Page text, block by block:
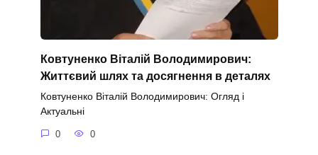
Ковтуненко Віталій Володимирович:
Життєвий шлях та досягнення в деталях
Ковтуненко Віталій Володимирович: Огляд і
Актуальні
0 0